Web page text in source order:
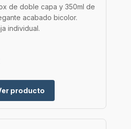
de doble capa y 350ml de
acabado bicolor.
individual.
producto